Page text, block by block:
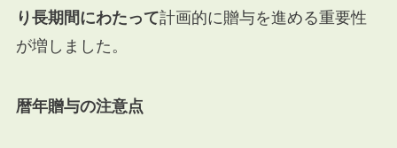
り長期間にわたって計画的に贈与を進める重要性
が増しました。
暦年贈与の注意点